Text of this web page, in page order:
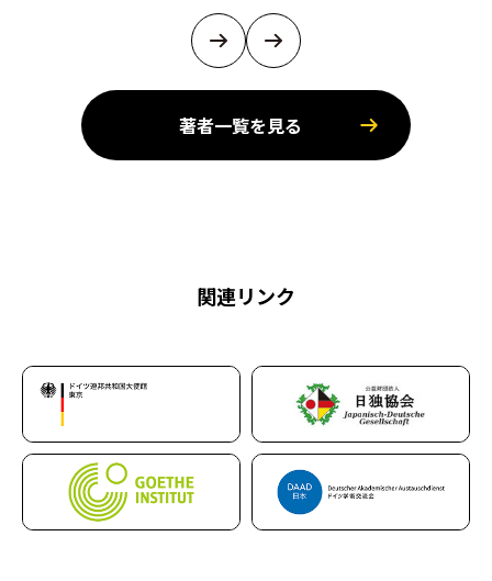
著者一覧を見る
関連リンク